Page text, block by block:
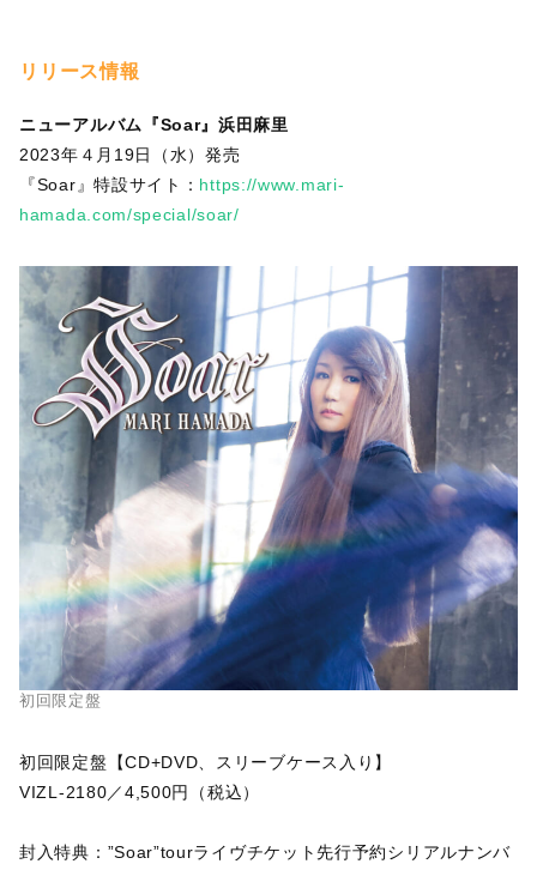
リリース情報
ニューアルバム『Soar』浜田麻里
2023年４月19日（水）発売
『Soar』特設サイト： https://www.mari-
hamada.com/special/soar/
初回限定盤
初回限定盤【CD+DVD、スリーブケース入り】
VIZL-2180／4,500円（税込）
封入特典：”Soar”tourライヴチケット先行予約シリアルナンバ